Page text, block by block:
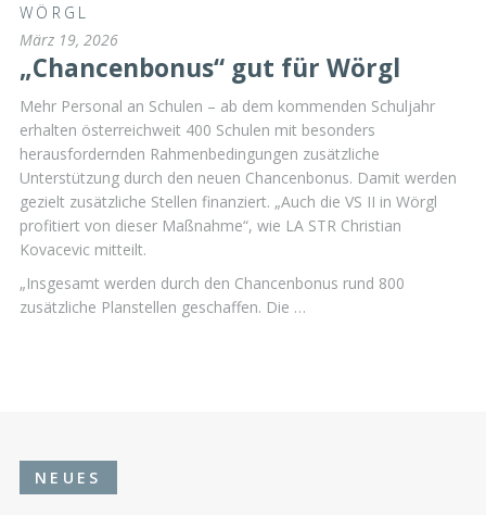
WÖRGL
März 19, 2026
„Chancenbonus“ gut für Wörgl
Mehr Personal an Schulen – ab dem kommenden Schuljahr
erhalten österreichweit 400 Schulen mit besonders
herausfordernden Rahmenbedingungen zusätzliche
Unterstützung durch den neuen Chancenbonus. Damit werden
gezielt zusätzliche Stellen finanziert. „Auch die VS II in Wörgl
profitiert von dieser Maßnahme“, wie LA STR Christian
Kovacevic mitteilt.
„Insgesamt werden durch den Chancenbonus rund 800
zusätzliche Planstellen geschaffen. Die …
NEUES